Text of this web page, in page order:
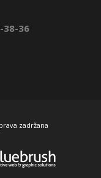
38-36
zadržana